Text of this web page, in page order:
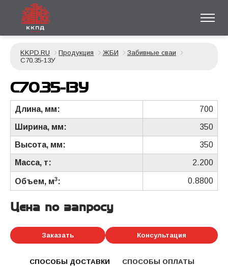
KKPD.RU Продукция ЖБИ
Забивные сваи
С70.35-13У
С70.35-13У
Длина, мм: 700
Ширина, мм: 350
Высота, мм: 350
Масса, т: 2.200
Объем, м3: 0.8800
Цена по запросу
Заказать Консультация
СПОСОБЫ ДОСТАВКИ СПОСОБЫ ОПЛАТЫ